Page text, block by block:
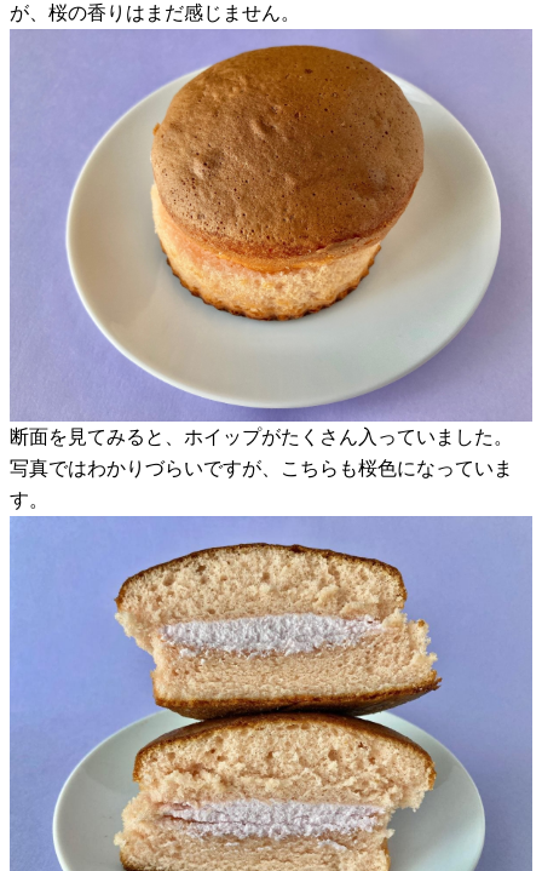
が、桜の香りはまだ感じません。
断面を見てみると、ホイップがたくさん入っていました。
写真ではわかりづらいですが、こちらも桜色になっていま
す。